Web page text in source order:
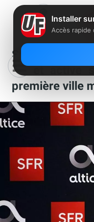
SFR dévoile
5G et active
première ville
Installer
Accès rapide